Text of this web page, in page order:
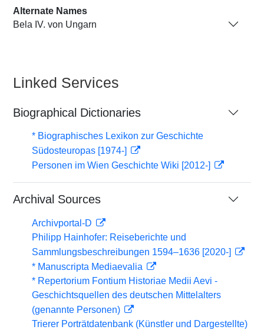
Alternate Names
Bela IV. von Ungarn
Linked Services
Biographical Dictionaries
* Biographisches Lexikon zur Geschichte
Südosteuropas [1974-]
Personen im Wien Geschichte Wiki [2012-]
Archival Sources
Archivportal-D
Philipp Hainhofer: Reiseberichte und
Sammlungsbeschreibungen 1594–1636 [2020-]
* Manuscripta Mediaevalia
* Repertorium Fontium Historiae Medii Aevi -
Geschichtsquellen des deutschen Mittelalters
(genannte Personen)
Trierer Porträtdatenbank (Künstler und Dargestellte)